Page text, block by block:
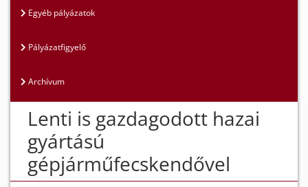
Egyéb pályázatok
Pályázatfigyelő
Archívum
Lenti is gazdagodott hazai
gyártású
gépjárműfecskendővel